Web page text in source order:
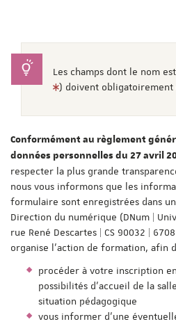
Les champs dont le nom
) doivent obligatoirement
Conformément au règlement
données personnelles du 27 avril
respecter la plus grande
nous vous informons que les
formulaire sont enregistrées dans
Direction du numérique (DNum |
rue René Descartes | CS 90032 |
organise l'action de formation, afin
procéder à votre inscription
possibilités d'accueil de la
situation pédagogique
vous informer d'une